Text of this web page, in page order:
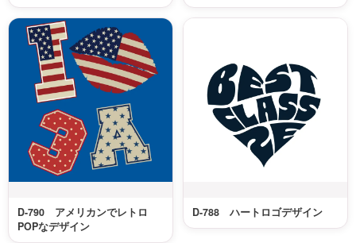
D-790 アメリカンでレトロ
POPなデザイン
D-788 ハートロゴデザイン